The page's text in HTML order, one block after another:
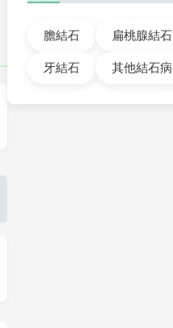
膽結石 扁桃腺結石
牙結石 其他結石病